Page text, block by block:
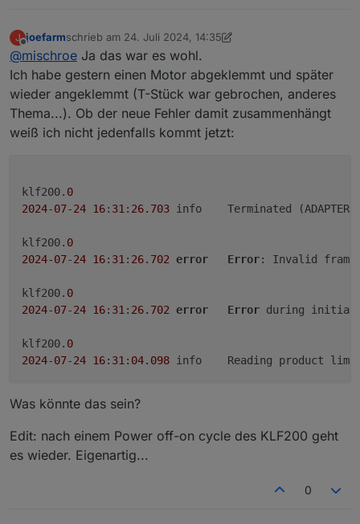
J
Offline
joefarmschrieb am 24. Juli 2024, 14:35
zuletzt editiert von joefarm
@mischroe Ja das war es wohl.
Ich habe gestern einen Motor abgeklemmt und später
wieder angeklemmt (T-Stück war gebrochen, anderes
Thema...). Ob der neue Fehler damit zusammenhängt
weiß ich nicht jedenfalls kommt jetzt:
klf200. 0
2024-07-24 16: 31 : 26.703
info	Terminated
klf200. 0
2024-07-24 16: 31 : 26.702 error Error: Invalid
klf200. 0
2024-07-24 16: 31 : 26.702 error Error during
klf200. 0
2024-07-24 16: 31 : 04.098
Was könnte das sein?
Edit: nach einem Power off-on cycle des KLF200 geht
es wieder. Eigenartig...
0